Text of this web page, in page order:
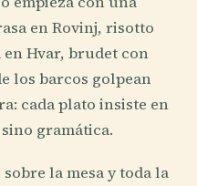
en Rovinj, risotto
Hvar, brudet con
los barcos golpean
cada plato insiste en
gramática.
la mesa y toda la